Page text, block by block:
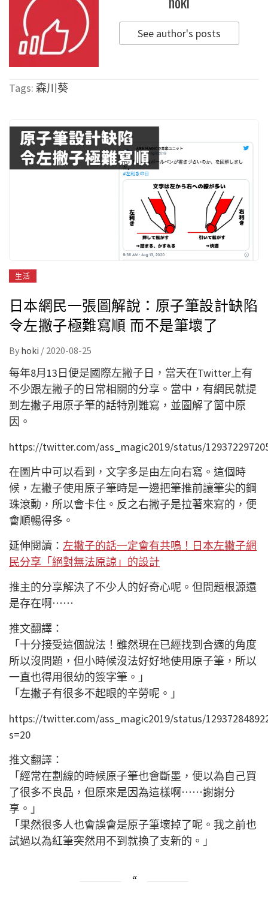
See author's posts
Tags: 森川葵
生活
日本網民一張圖解說：原子筆設計缺陷
令左撇子極難寫順 而不是筆壞了
By hoki / 2020-08-25
每年8月13日便是國際左撇子日，當天在Twitter上有
不少跟左撇子的日常相關的分享。當中，有網民就提
到左撇子用原子筆的話特別難寫，並圖解了箇中原
因。
https://twitter.com/ass_magic2019/status/
在圖片中可以看到，文字多是由左向右寫。這個時
候，左撇子使用原子筆時是一邊把筆推前讓筆尖的鋼
珠滾動，所以會卡住。反之右撇子是拉著來寫的，便
會順暢得多。
延伸閱讀： 左撇子的話一定會有共鳴！日本左撇子網
民分享「絕對無法原諒」的設計
推主的分享解決了不少人的好奇心呢。但問題根源還
是存在啊⋯⋯
推文翻譯：
「十分接受這個說法！雖然現在已經找到合適的角度
所以沒問題，但小時候沒法好好地使用原子筆，所以
一直也得用很幼的簽字筆。」
「左撇子有很多不起眼的辛勞呢。」
https://twitter.com/ass_magic2019/status/
s=20
推文翻譯：
「經常在劃線的時候原子筆也會斷墨，便以為自己買
了很多不良品，但原來是因為這樣啊⋯⋯謝謝分
享。」
「果然很多人也會誤會是原子筆壞掉了呢。我之前也
試過以為紅筆突然用不到就換了支新的。」